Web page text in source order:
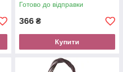
Готово до відправки
366 ₴
Купити